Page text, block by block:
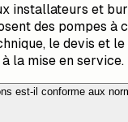
installateurs et
des pompes à
le devis et le
la mise en service.
est-il conforme aux